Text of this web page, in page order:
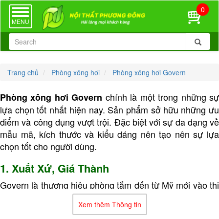
TOGGLE
NAVIGATION
MENU
0
Trang chủ Phòng xông hơi Phòng xông hơi Govern
Phòng xông hơi Govern chính là một trong những sự
lựa chọn tốt nhất hiện nay. Sản phẩm sở hữu những ưu
điểm và công dụng vượt trội. Đặc biệt với sự đa dạng về
mẫu mã, kích thước và kiểu dáng nên tạo nên sự lựa
chọn tốt cho người dùng.
1. Xuất Xứ, Giá Thành
Govern là thương hiệu phòng tắm đến từ Mỹ mới vào thị
trường Đông Nam Á từ những năm 90. Các sản phẩm
phòng xông hơi Govern được sản xuất trên dây chuyền
Xem thêm Thông tin